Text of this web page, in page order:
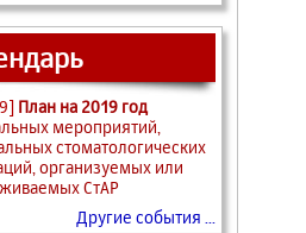
План на 2019 год
мероприятий,
стоматологических
организуемых или
СтАР
Другие события ...